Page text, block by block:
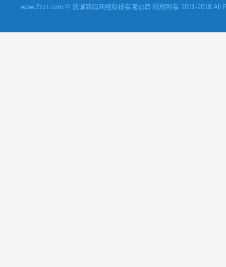
www.2zzt.com © 盐城简码网络科技有限公司 版权所有 2011-2019